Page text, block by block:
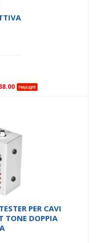
PER CAVI
TONE DOPPIA